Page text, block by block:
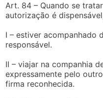
Art. 84 – Quando se
autorização é
I – estiver acompanhado
responsável.
II – viajar na companhia
expressamente pelo
firma reconhecida.